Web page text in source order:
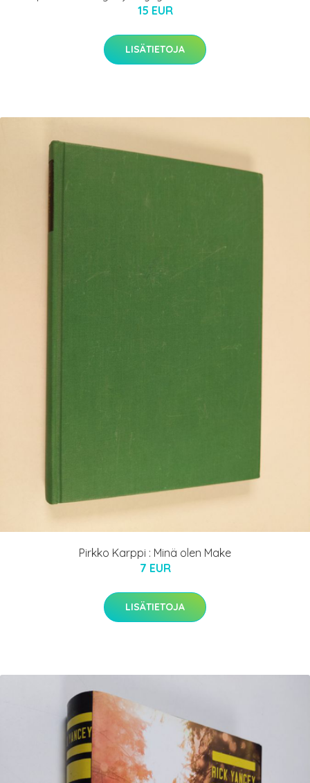
15 EUR
LISÄTIETOJA
Pirkko Karppi : Minä olen Make
7 EUR
LISÄTIETOJA